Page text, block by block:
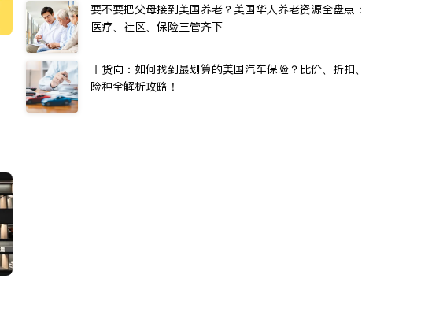
要不要把父母接到美国养老？美国华人养老资源全盘点：
医疗、社区、保险三管齐下
干货向：如何找到最划算的美国汽车保险？比价、折扣、
险种全解析攻略！